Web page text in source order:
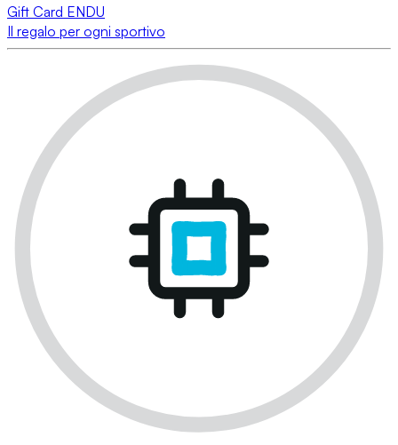
Gift Card ENDU
Il regalo per ogni sportivo